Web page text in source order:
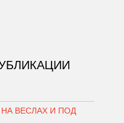
ВЕСЛАХ И ПОД